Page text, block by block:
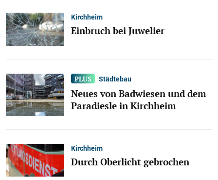
Kirchheim
Einbruch bei Juwelier
Städtebau
Neues von Badwiesen und dem
Paradiesle in Kirchheim
Kirchheim
Durch Oberlicht gebrochen